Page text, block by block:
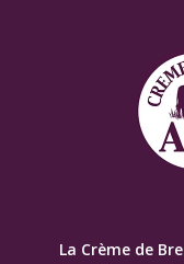
La Crème de